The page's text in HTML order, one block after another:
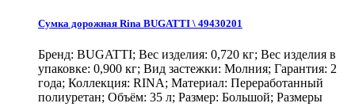
Сумка дорожная Rina BUGATTI \ 49430201
Бренд: BUGATTI; Вес изделия: 0,720 кг; Вес изделия в
упаковке: 0,900 кг; Вид застежки: Молния; Гарантия: 2
года; Коллекция: RINA; Материал: Переработанный
полиуретан; Объём: 35 л; Размер: Большой; Размеры